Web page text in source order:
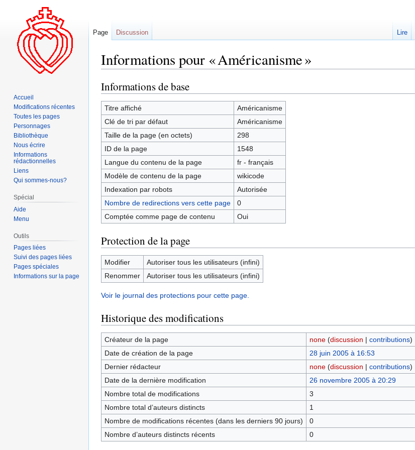
Informations pour « Américanisme »
Aller
à
la
navigation
Aller
à
la
recherche
Informations de base
Titre affiché
Américanisme
Clé de tri par défaut
Américanisme
Taille de la page (en octets)
298
ID de la page
1548
Langue du contenu de la page
fr - français
Modèle de contenu de la page
wikicode
Indexation par robots
Autorisée
Nombre de redirections vers cette page
0
Comptée comme page de contenu
Oui
Protection de la page
Modifier
Autoriser tous les utilisateurs (infini)
Renommer
Autoriser tous les utilisateurs (infini)
Voir le journal des protections pour cette page.
Historique des modifications
Créateur de la page none (discussion | contributions)
Date de création de la page
28 juin 2005 à 16:53
Dernier rédacteur
none (discussion | contributions)
Date de la dernière modification
26 novembre 2005 à 20:29
Nombre total de modifications
3
Nombre total d’auteurs distincts
1
Nombre de modifications récentes (dans les derniers 90 jours)
0
Nombre d’auteurs distincts récents
0
Page Discussion Lire
Accueil
Modifications récentes
Toutes les pages
Personnages
Bibliothèque
Nous écrire
Informations
rédactionnelles
Liens
Qui sommes-nous?
Spécial
Aide
Menu
Outils
Pages liées
Suivi des pages liées
Pages spéciales
Informations sur la page